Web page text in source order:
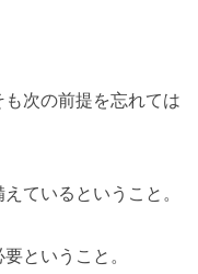
次の前提を忘れては
ているということ。
ということ。